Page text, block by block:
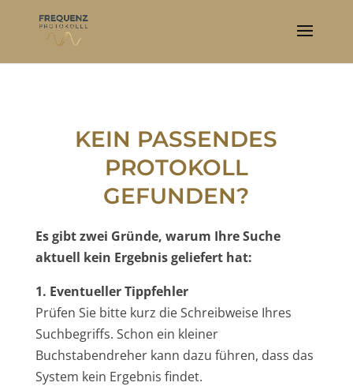
KEIN PASSENDES
PROTOKOLL
GEFUNDEN?
Es gibt zwei Gründe, warum Ihre Suche
aktuell kein Ergebnis geliefert hat:
1. Eventueller Tippfehler
Prüfen Sie bitte kurz die Schreibweise Ihres
Suchbegriffs. Schon ein kleiner
Buchstabendreher kann dazu führen, dass das
System kein Ergebnis findet.